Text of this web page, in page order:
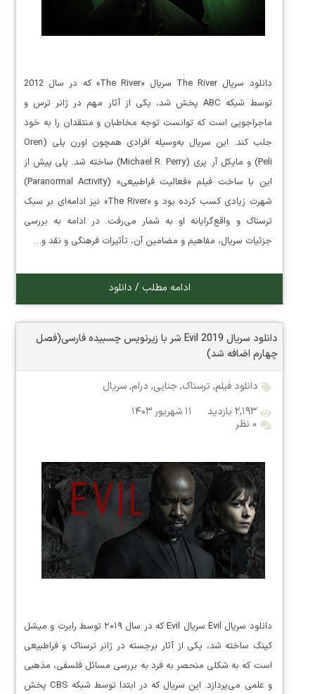
دانلود سریال The River سریال «The River» که در سال 2012
توسط شبکه ABC پخش شد، یکی از آثار مهم در ژانر ترس و
ماجراجویی است که توانست توجه مخاطبان و منتقدان را به خود
جلب کند. این سریال به‌وسیله افرادی همچون اورن پلی (Oren
Peli) و مایکل آر. پری (Michael R. Perry) ساخته شد. پلی پیش از
این با ساخت فیلم «فعالیت فراطبیعی» (Paranormal Activity)
شهرت زیادی کسب کرده بود و «The River» نیز ادامه‌ای بر سبک
ترسناک و واقع‌گرایانه او به شمار می‌رفت. در ادامه به بررسی
جزئیات سریال، مفاهیم و مضامین آن، تأثیرات فرهنگی و نقد و…
ادامه مطلب / دانلود
دانلود سریال Evil 2019 شر با زیرنویس چسبیده فارسی(فصل
چهارم اضافه شد)
دانلود فیلم,ترسناک,جنایی, درام,سریال
۲,۱۹۳ بازدید
۱۱ شهریور ۱۴۰۳
۰ نظر
دانلود سریال Evil سریال Evil که در سال ۲۰۱۹ توسط رابرت و میشل
کینگ ساخته شد، یکی از آثار برجسته در ژانر ترسناک و فراطبیعی
است که به شکلی منحصر به فرد به بررسی مسائل فلسفی، مذهبی
و علمی می‌پردازد. این سریال که در ابتدا توسط شبکه CBS پخش